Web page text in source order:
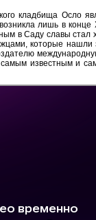
кладбища Осло
лишь в конце
в Саду славы стал
которые
известным и